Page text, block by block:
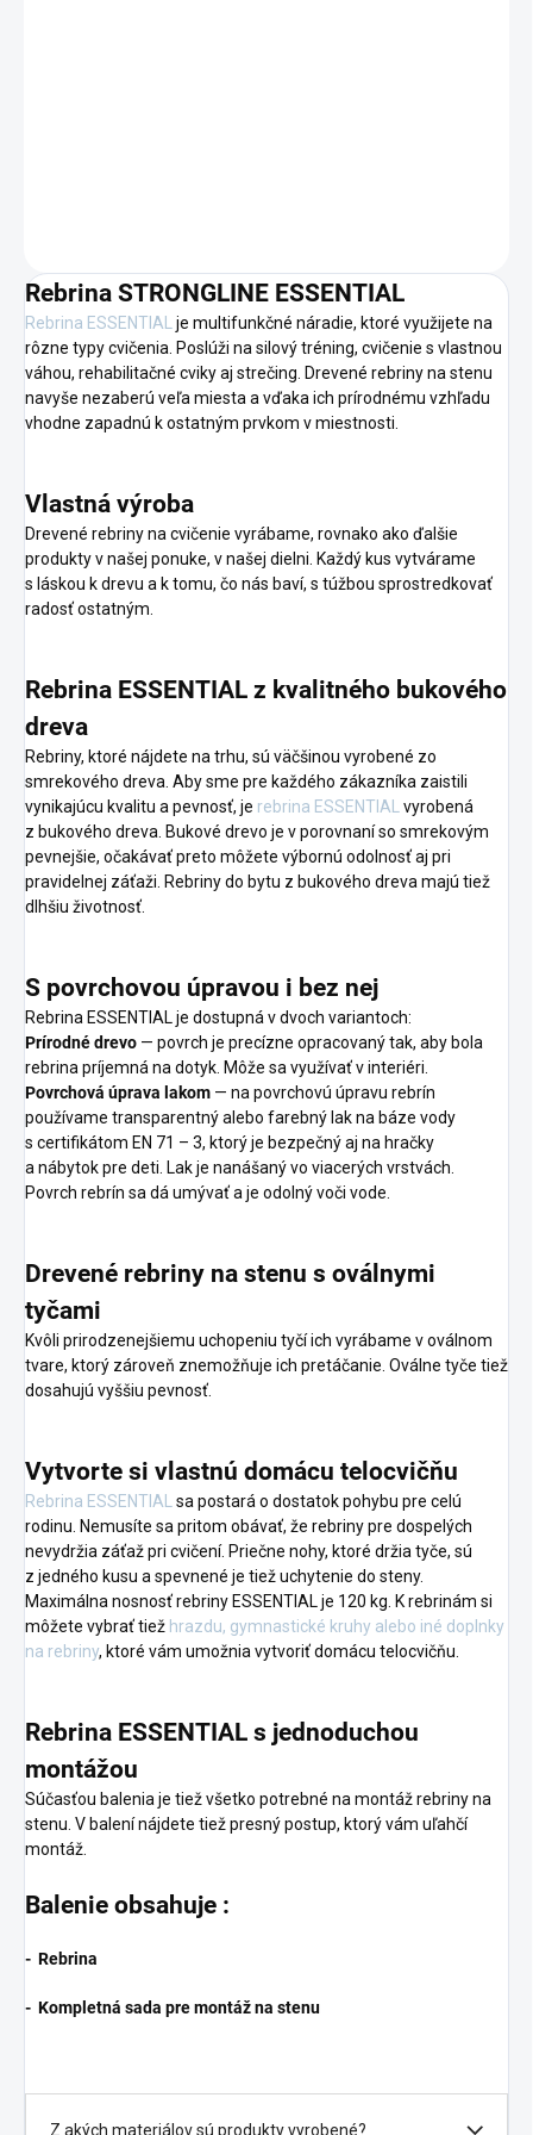
Rebrina STRONGLINE ESSENTIAL
Rebrina ESSENTIALje multifunkčné náradie, ktoré využijete na
rôzne typy cvičenia. Poslúži na silový tréning, cvičenie s vlastnou
váhou, rehabilitačné cviky aj strečing. Drevené rebriny na stenu
navyše nezaberú veľa miesta a vďaka ich prírodnému vzhľadu
vhodne zapadnú k ostatným prvkom v miestnosti.
Vlastná výroba
Drevené rebriny na cvičenie vyrábame, rovnako ako ďalšie
produkty v našej ponuke, v našej dielni. Každý kus vytvárame
s láskou k drevu a k tomu, čo nás baví, s túžbou sprostredkovať
radosť ostatným.
Rebrina ESSENTIAL z kvalitného bukového
dreva
Rebriny, ktoré nájdete na trhu, sú väčšinou vyrobené zo
smrekového dreva. Aby sme pre každého zákazníka zaistili
vynikajúcu kvalitu a pevnosť, je rebrina ESSENTIALvyrobená
z bukového dreva. Bukové drevo je v porovnaní so smrekovým
pevnejšie, očakávať preto môžete výbornú odolnosť aj pri
pravidelnej záťaži. Rebriny do bytu z bukového dreva majú tiež
dlhšiu životnosť.
S povrchovou úpravou i bez nej
Rebrina ESSENTIAL je dostupná v dvoch variantoch:
Prírodné drevo — povrch je precízne opracovaný tak, aby bola
rebrina príjemná na dotyk. Môže sa využívať v interiéri.
Povrchová úprava lakom — na povrchovú úpravu rebrín
používame transparentný alebo farebný lak na báze vody
s certifikátom EN 71 – 3, ktorý je bezpečný aj na hračky
a nábytok pre deti. Lak je nanášaný vo viacerých vrstvách.
Povrch rebrín sa dá umývať a je odolný voči vode.
Drevené rebriny na stenu s oválnymi
tyčami
Kvôli prirodzenejšiemu uchopeniu tyčí ich vyrábame v oválnom
tvare, ktorý zároveň znemožňuje ich pretáčanie. Oválne tyče tiež
dosahujú vyššiu pevnosť.
Vytvorte si vlastnú domácu telocvičňu
Rebrina ESSENTIALsa postará o dostatok pohybu pre celú
rodinu. Nemusíte sa pritom obávať, že rebriny pre dospelých
nevydržia záťaž pri cvičení. Priečne nohy, ktoré držia tyče, sú
z jedného kusu a spevnené je tiež uchytenie do steny.
Maximálna nosnosť rebriny ESSENTIAL je 120 kg. K rebrinám si
môžete vybrať tiež hrazdu, gymnastické kruhy alebo iné doplnky
na rebriny, ktoré vám umožnia vytvoriť domácu telocvičňu.
Rebrina ESSENTIAL s jednoduchou
montážou
Súčasťou balenia je tiež všetko potrebné na montáž rebriny na
stenu. V balení nájdete tiež presný postup, ktorý vám uľahčí
montáž.
Balenie obsahuje :
- Rebrina
- Kompletná sada pre montáž na stenu
Z akých materiálov sú produkty vyrobené?